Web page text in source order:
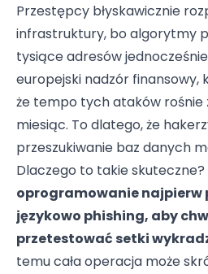
Przestępcy błyskawicznie
infrastruktury, bo algorytmy
tysiące adresów
europejski nadzór
że tempo tych ataków rośnie
miesiąc. To dlatego, że
przeszukiwanie baz danych
Dlaczego to takie skuteczne?
oprogramowanie najpierw
językowo phishing, aby
przetestować setki
temu cała operacja może